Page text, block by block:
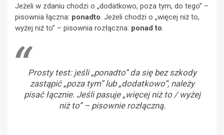
Jeżeli w zdaniu chodzi o „dodatkowo, poza tym, do tego” –
pisownia łączna: ponadto. Jeżeli chodzi o „więcej niż to,
wyżej niż to” – pisownia rozłączna: ponad to.
Prosty test: jeśli „ponadto” da się bez szkody
zastąpić „poza tym” lub „dodatkowo”, należy
pisać łącznie. Jeśli pasuje „więcej niż to / wyżej
niż to” – pisownie rozłączną.